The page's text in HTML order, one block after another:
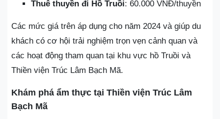
Thuê thuyền đi Hồ Truồi: 60.000 VNĐ/thuyền
Các mức giá trên áp dụng cho năm 2024 và giúp du
khách có cơ hội trải nghiệm trọn vẹn cảnh quan và
các hoạt động tham quan tại khu vực hồ Truồi và
Thiền viện Trúc Lâm Bạch Mã.
Khám phá ẩm thực tại Thiền viện Trúc Lâm
Bạch Mã